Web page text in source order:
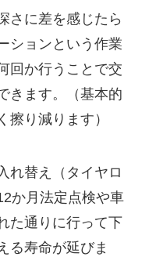
さに差を感じたら
ションという作業
回か行うことで交
きます。（基本的
擦り減ります）
れ替え（タイヤロ
か月法定点検や車
た通りに行って下
る寿命が延びま